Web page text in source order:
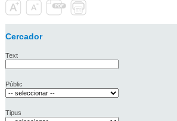
Cercador
Text
Públic
Tipus